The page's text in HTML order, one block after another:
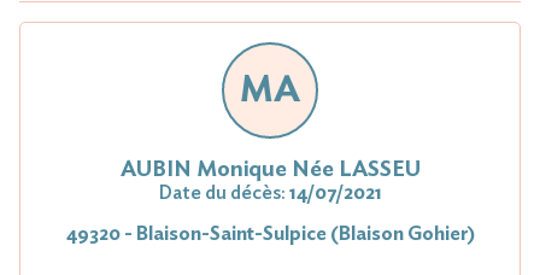
MA
AUBIN Monique Née LASSEU
Date du décès: 14/07/2021
49320 - Blaison-Saint-Sulpice (Blaison Gohier)